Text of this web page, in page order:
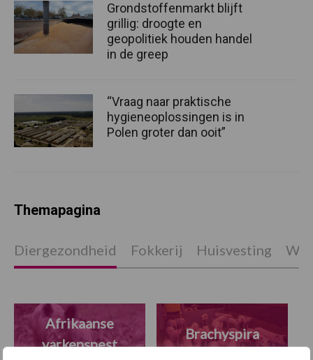
Grondstoffenmarkt blijft
grillig: droogte en
geopolitiek houden handel
in de greep
“Vraag naar praktische
hygieneoplossingen is in
Polen groter dan ooit”
Themapagina
Diergezondheid Fokkerij Huisvesting
Afrikaanse
varkenspest
Brachyspira